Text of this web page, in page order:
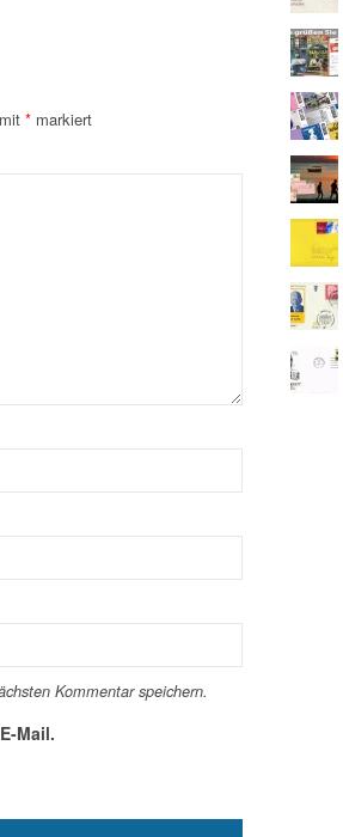
* markiert
Kommentar speichern.
Mail.